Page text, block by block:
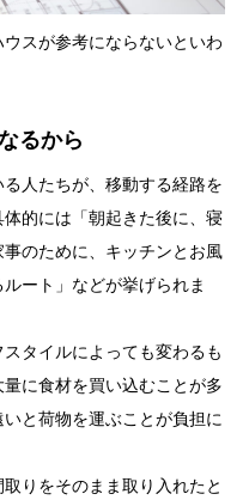
スが参考にならないといわ
るから
人たちが、移動する経路を
的には「朝起きた後に、寝
のために、キッチンとお風
ート」などが挙げられま
タイルによっても変わるも
に食材を買い込むことが多
と荷物を運ぶことが負担に
りをそのまま取り入れたと